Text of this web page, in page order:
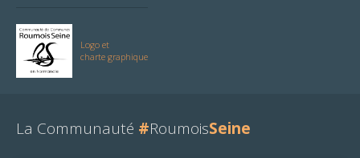
Logo et
charte graphique
La Communauté #RoumoisSeine